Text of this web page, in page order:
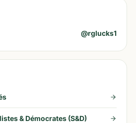
@rglucks1
& Démocrates (S&D)